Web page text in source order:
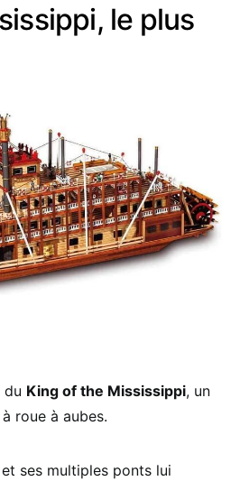
le plus
du King of the Mississippi, un
roue à aubes.
ses multiples ponts lui